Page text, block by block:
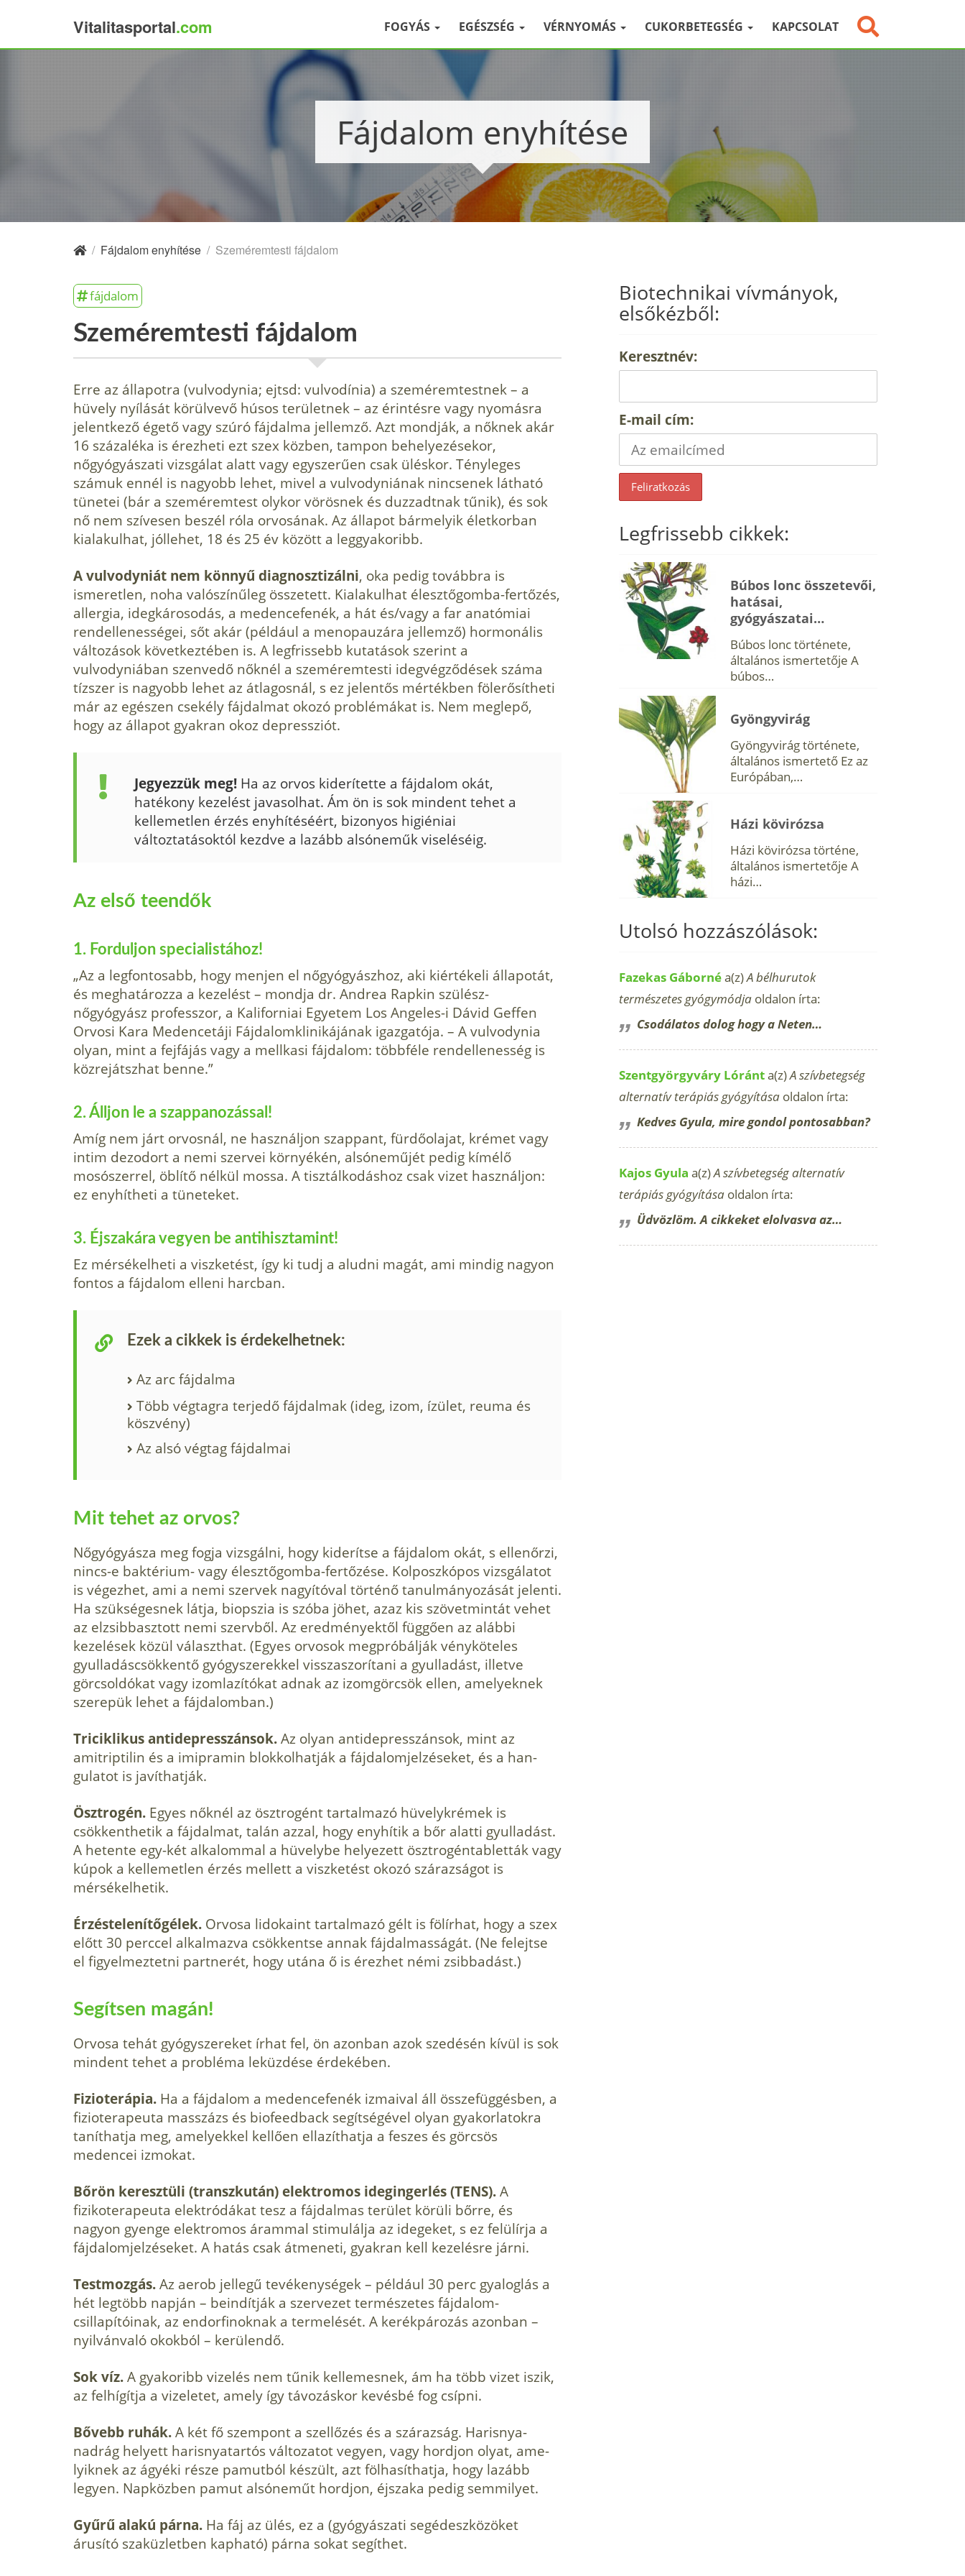
Vitalitasportal.com FOGYÁS EGÉSZSÉG VÉRNYOMÁS CUKORBETEGSÉG KAPCSOLAT
Fájdalom enyhítése
/ Fájdalom enyhítése / Szeméremtesti fájdalom
fájdalom
Szeméremtesti fájdalom
Erre az állapotra (vulvodynia; ejtsd: vulvodínia) a szeméremtestnek – a
hüvely nyí­lását körülvevő húsos területnek – az érintésre vagy nyomásra
jelentkező égető vagy szúró fájdalma jellemző. Azt mondják, a nőknek akár
16 százaléka is érezheti ezt szex közben, tampon behelyezésekor,
nőgyógyászati vizsgálat alatt vagy egyszerűen csak üléskor. Tényleges
számuk ennél is nagyobb lehet, mivel a vulvodyniának nincsenek látható
tünetei (bár a szeméremtest olykor vörösnek és duzzadtnak tűnik), és sok
nő nem szívesen beszél róla orvosának. Az állapot bármelyik életkorban
kialakulhat, jól­lehet, 18 és 25 év között a leggyakoribb.
A vulvodyniát nem könnyű diagnosztizálni, oka pedig továbbra is
ismeretlen, noha valószínűleg összetett. Kialakulhat élesztőgomba-fer­tőzés,
allergia, idegkárosodás, a medencefenék, a hát és/vagy a far ana­tómiai
rendellenességei, sőt akár (például a menopauzára jellemző) hor­monális
változások következtében is. A legfrissebb kutatások szerint a
vulvodyniában szenvedő nőknél a szeméremtesti idegvégződések száma
tízszer is nagyobb lehet az átlagosnál, s ez jelentős mértékben fölerősítheti
már az egészen csekély fájdalmat okozó problémákat is. Nem meglepő,
hogy az állapot gyakran okoz depressziót.
Jegyezzük meg! Ha az orvos kiderítette a fájdalom okát,
hatékony kezelést javasolhat. Ám ön is sok mindent tehet a
kellemetlen érzés enyhítéséért, bizonyos higiéniai
változtatásoktól kezdve a lazább alsóneműk viseléséig.
Az első teendők
1. Forduljon specialistához!
„Az a legfontosabb, hogy menjen el nőgyógyászhoz, aki kiértékeli álla­potát,
és meghatározza a kezelést – mondja dr. Andrea Rapkin szü­lész-
nőgyógyász professzor, a Kaliforniai Egyetem Los Angeles-i Dávid Geffen
Orvosi Kara Medencetáji Fájdalomklinikájának igazgatója. – A vulvodynia
olyan, mint a fejfájás vagy a mellkasi fájdalom: többféle rend­ellenesség is
közrejátszhat benne.”
2. Álljon le a szappanozással!
Amíg nem járt orvosnál, ne használjon szappant, fürdőolajat, krémet vagy
intim dezodort a nemi szervei környékén, alsóneműjét pedig kímélő
mosószerrel, öblítő nélkül mossa. A tisztálkodáshoz csak vizet használjon:
ez enyhítheti a tüneteket.
3. Éjszakára vegyen be antihisztamint!
Ez mérsékelheti a viszketést, így ki tudj a aludni magát, ami mindig nagyon
fontos a fájdalom elleni harcban.
Ezek a cikkek is érdekelhetnek:
Az arc fájdalma
Több végtagra terjedő fájdalmak (ideg, izom, ízület, reuma és
köszvény)
Az alsó végtag fájdalmai
Mit tehet az orvos?
Nőgyógyásza meg fogja vizsgálni, hogy kiderítse a fájdalom okát, s ellen­őrzi,
nincs-e baktérium- vagy élesztőgomba-fertőzése. Kolposzkópos vizsgálatot
is végezhet, ami a nemi szervek nagyítóval történő tanulmá­nyozását jelenti.
Ha szükségesnek látja, biopszia is szóba jöhet, azaz kis szövetmintát vehet
az elzsibbasztott nemi szervből. Az eredményektől függően az alábbi
kezelések közül választhat. (Egyes orvosok megpró­bálják vényköteles
gyulladáscsökkentő gyógyszerekkel visszaszorítani a gyulladást, illetve
görcsoldókat vagy izomlazítókat adnak az izomgörcsök ellen, amelyeknek
szerepük lehet a fájdalomban.)
Triciklikus antidepresszánsok.Az olyan antidepresszánsok, mint az
amitriptilin és a imipramin blokkolhatják a fájdalomjelzéseket, és a han­
gulatot is javíthatják.
Ösztrogén. Egyes nőknél az ösztrogént tartalmazó hüvelykrémek is
csökkenthetik a fájdalmat, talán azzal, hogy enyhítik a bőr alatti gyulla­dást.
A hetente egy-két alkalommal a hüvelybe helyezett ösztrogéntabletták vagy
kúpok a kellemetlen érzés mellett a viszketést okozó szárazságot is
mérsékelhetik.
Érzéstelenítőgélek. Orvosa lidokaint tartalmazó gélt is fölírhat, hogy a szex
előtt 30 perccel alkalmazva csökkentse annak fájdalmasságát. (Ne felejtse
el figyelmeztetni partnerét, hogy utána ő is érezhet némi zsibbadást.)
Segítsen magán!
Orvosa tehát gyógyszereket írhat fel, ön azonban azok szedésén kívül is sok
mindent tehet a probléma leküzdése érdekében.
Fizioterápia. Ha a fájdalom a medencefenék izmaival áll összefüggés­ben, a
fizioterapeuta masszázs és biofeedback segítségével olyan gyakor­latokra
taníthatja meg, amelyekkel kellően ellazíthatja a feszes és görcsös
medencei izmokat.
Bőrön keresztüli (transzkután) elektromos idegingerlés (TENS).A
fizikoterapeuta elektródákat tesz a fájdalmas terület körüli bőrre, és
nagyon gyenge elektromos árammal stimulálja az idegeket, s ez felülírja a
fájdalomjelzéseket. A hatás csak átmeneti, gyakran kell kezelésre járni.
Testmozgás.Az aerob jellegű tevékenységek – például 30 perc gyalog­lás a
hét legtöbb napján – beindítják a szervezet természetes fájdalom­
csillapítóinak, az endorfinoknak a termelését. A kerékpározás azonban –
nyilvánvaló okokból – kerülendő.
Sok víz.A gyakoribb vizelés nem tűnik kellemesnek, ám ha több vizet iszik,
az felhígítja a vizeletet, amely így távozáskor kevésbé fog csípni.
Bővebb ruhák.A két fő szempont a szellőzés és a szárazság. Harisnya­
nadrág helyett harisnyatartós változatot vegyen, vagy hordjon olyat, ame­
lyiknek az ágyéki része pamutból készült, azt fölhasíthatja, hogy lazább
legyen. Napközben pamut alsóneműt hordjon, éjszaka pedig semmilyet.
Gyűrű alakú párna. Ha fáj az ülés, ez a (gyógyászati segédeszközöket
árusító szaküzletben kapható) párna sokat segíthet.
Biotechnikai vívmányok,
elsőkézből:
Keresztnév:
E-mail cím:
Legfrissebb cikkek:
Búbos lonc összetevői,
hatásai,
gyógyászatai…
Búbos lonc története,
általános ismertetője A
búbos…
Gyöngyvirág
Gyöngyvirág története,
általános ismertető Ez az
Európában,…
Házi kövirózsa
Házi kövirózsa történe,
általános ismertetője A
házi…
Utolsó hozzászólások:
Fazekas Gábornéa(z)A bélhurutok
természetes gyógymódja oldalon írta:
Csodálatos dolog hogy a Neten…
Szentgyörgyváry Lóránta(z)A szívbetegség
alternatív terápiás gyógyítása oldalon írta:
Kedves Gyula, mire gondol pontosabban?
Kajos Gyula a(z)A szívbetegség alternatív
terápiás gyógyítása oldalon írta:
Üdvözlöm. A cikkeket elolvasva az…
×